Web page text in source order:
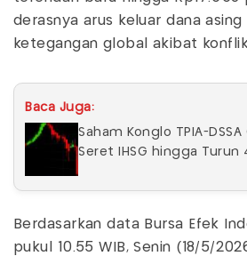
derasnya arus keluar dana
ketegangan global akibat konflik
Baca Juga:
Saham Konglo TPIA-
Seret IHSG hingga Turun
Berdasarkan data Bursa Efek
pukul 10.55 WIB, Senin (18/5/